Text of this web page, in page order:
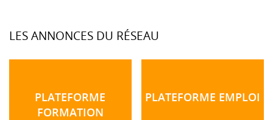
LES ANNONCES DU RÉSEAU
PLATEFORME
FORMATION
PLATEFORME EMPLOI